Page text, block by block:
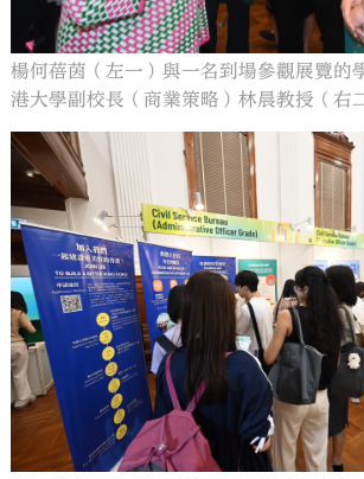
楊何蓓茵（左一）與一名到場參觀展覽的
港大學副校長（商業策略）林晨教授（右